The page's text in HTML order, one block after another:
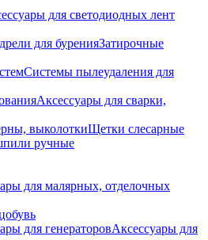
для светодиодных лент
для буренияЗатирочные
Системы пылеудаления для
Аксессуары для сварки,
выколоткиЩетки слесарные
ручные
для малярных, отделочных
для генераторовАксессуары для